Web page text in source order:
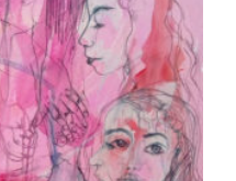
sa raison de vivre